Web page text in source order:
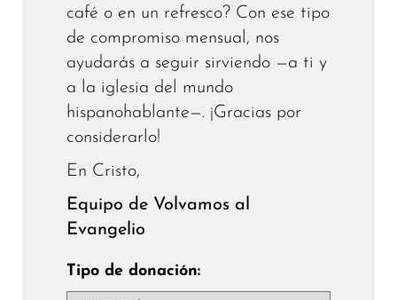
café o en un refresco? Con ese tipo
de compromiso mensual, nos
ayudarás a seguir sirviendo —a ti y
a la iglesia del mundo
hispanohablante—. ¡Gracias por
considerarlo!
En Cristo,
Equipo de Volvamos al
Evangelio
Tipo de donación: